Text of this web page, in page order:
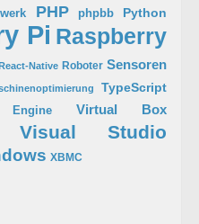
PHP phpbb Python
Pi Raspberry
Native Roboter Sensoren
TypeScript
Virtual Box
Visual Studio
XBMC